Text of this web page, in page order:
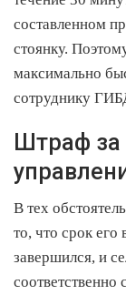
составленном
стоянку.
максимально
сотруднику
Штраф за
В тех
то, что срок его
завершился, и